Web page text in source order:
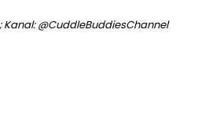
Kanal: @CuddleBuddiesChannel